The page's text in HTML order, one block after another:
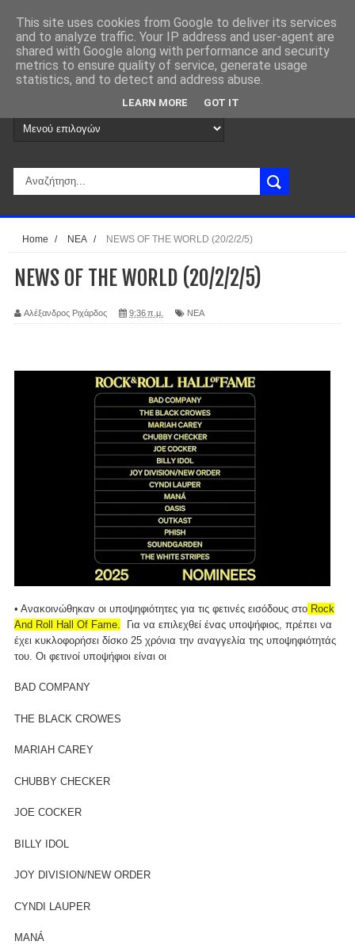
Home / ΝΕΑ / NEWS OF THE WORLD (20/2/2/5)
NEWS OF THE WORLD (20/2/2/5)
Αλέξανδρος Ριχάρδος 9:36 π.μ. ΝΕΑ
• Ανακοινώθηκαν οι υποψηφιότητες για τις φετινές εισόδους στο Rock
And Roll Hall Of Fame.
Για να επιλεχθεί ένας υποψήφιος, πρέπει να
έχει κυκλοφορήσει δίσκο 25 χρόνια την αναγγελία της υποψηφιότητάς
του. Οι φετινοί υποψήφιοι είναι οι
BAD COMPANY
THE BLACK CROWES
MARIAH CAREY
CHUBBY CHECKER
JOE COCKER
BILLY IDOL
JOY DIVISION/NEW ORDER
CYNDI LAUPER
MANÁ
This site uses cookies from Google to deliver its services
and to analyze traffic. Your IP address and user-agent are
shared with Google along with performance and security
metrics to ensure quality of service, generate usage
statistics, and to detect and address abuse.
LEARN MORE GOT IT